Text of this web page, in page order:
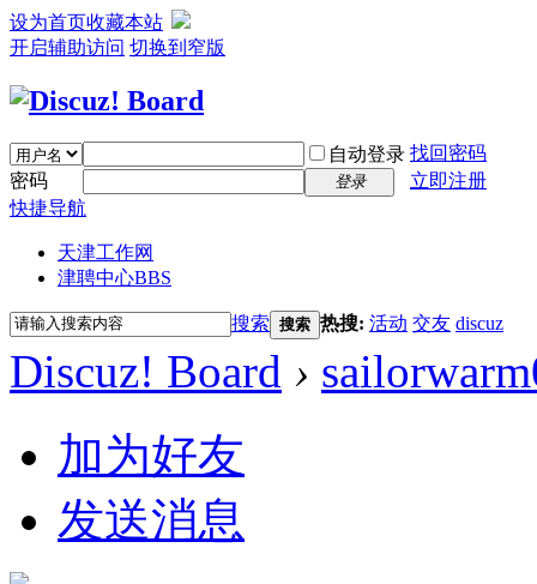
设为首页收藏本站
开启辅助访问 切换到窄版
自动登录 找回密码
密码
登录
立即注册
快捷导航
天津工作网
津聘中心BBS
搜索 搜索 热搜: 活动 交友 discuz
Discuz! Board ›
加为好友
发送消息